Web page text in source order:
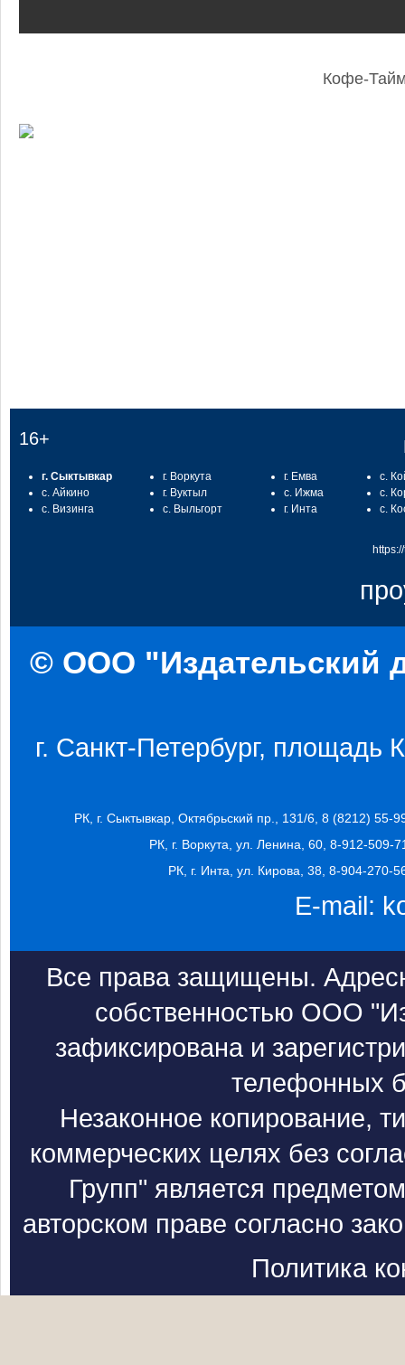
Кофе-
16+
г. Сыктывкар
с. Айкино
с. Визинга
г. Воркута
г. Вуктыл
с. Выльгорт
г. Емва
с. Ижма
г. Инта
с.
с.
с.
© ООО "Издательский
г. Санкт-Петербург, площадь
РК, г. Сыктывкар, Октябрьский пр., 131/6, 8 (8212) 55-
РК, г. Воркута, ул. Ленина, 60, 8-912-509-
РК, г. Инта, ул. Кирова, 38, 8-904-270-
E-mail:
Все права защищены.
собственностью ООО
зафиксирована и
телефонных
Незаконное копирование,
коммерческих целях без
Групп" является
авторском праве согласно
Политика